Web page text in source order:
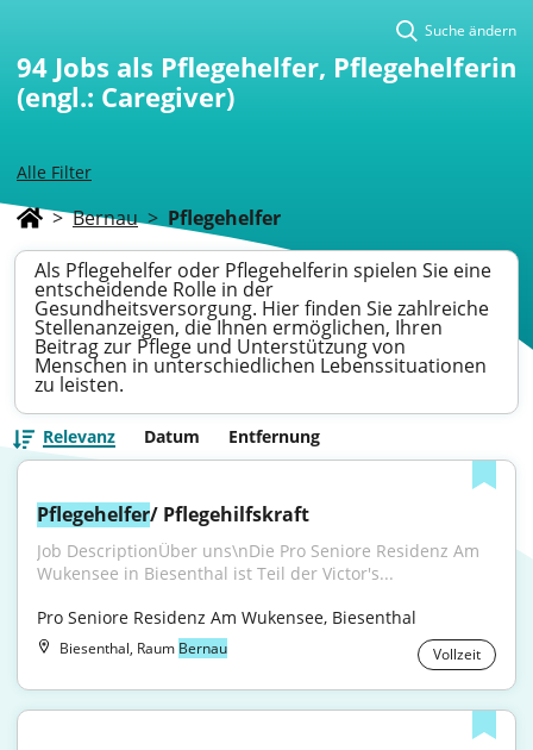
Alle Filter
Suche ändern
94 Jobs als Pflegehelfer, Pflegehelferin
(engl.: Caregiver)
> Bernau > Pflegehelfer
Als Pflegehelfer oder Pflegehelferin spielen Sie eine
entscheidende Rolle in der
Gesundheitsversorgung. Hier finden Sie zahlreiche
Stellenanzeigen, die Ihnen ermöglichen, Ihren
Beitrag zur Pflege und Unterstützung von
Menschen in unterschiedlichen Lebenssituationen
zu leisten.
Relevanz Datum Entfernung
Pflegehelfer/ Pflegehilfskraft
Job DescriptionÜber uns\nDie Pro Seniore Residenz Am
Wukensee in Biesenthal ist Teil der Victor's...
Pro Seniore Residenz Am Wukensee, Biesenthal
Biesenthal, Raum Bernau Vollzeit